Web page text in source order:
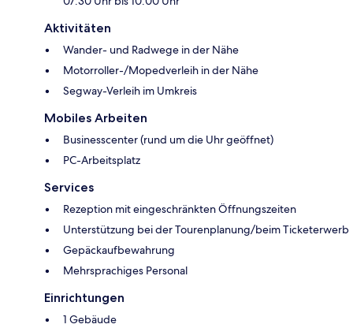
Aktivitäten
Wander- und Radwege in der Nähe
Motorroller-/Mopedverleih in der Nähe
Segway-Verleih im Umkreis
Mobiles Arbeiten
Businesscenter (rund um die Uhr geöffnet)
PC-Arbeitsplatz
Services
Rezeption mit eingeschränkten Öffnungszeiten
Unterstützung bei der Tourenplanung/beim Ticketerwerb
Gepäckaufbewahrung
Mehrsprachiges Personal
Einrichtungen
1 Gebäude